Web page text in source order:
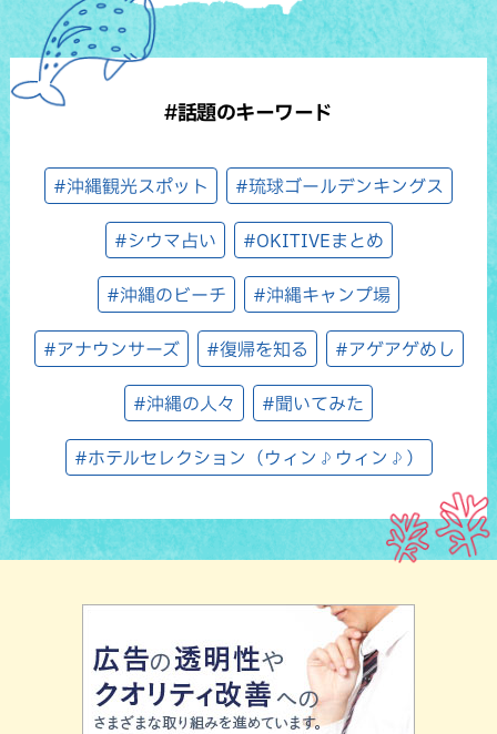
#話題のキーワード
#沖縄観光スポット #琉球ゴールデンキングス
#シウマ占い #OKITIVEまとめ
#沖縄のビーチ #沖縄キャンプ場
#アナウンサーズ #復帰を知る #アゲアゲめし
#沖縄の人々 #聞いてみた
#ホテルセレクション（ウィン♪ウィン♪）